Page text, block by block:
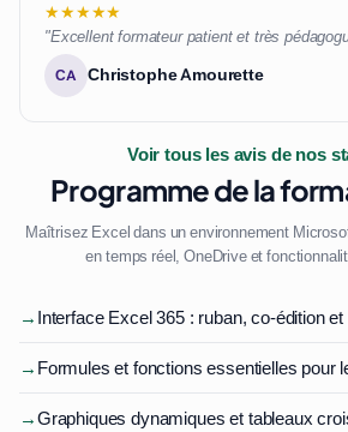
★★★★★
"Excellent formateur patient et très
CA Christophe Amourette
Voir tous les avis de nos
Programme de la
Maîtrisez Excel dans un environnement
en temps réel, OneDrive et
→ Interface Excel 365 : ruban, co-édition
→ Formules et fonctions essentielles pour
→Graphiques dynamiques et tableaux